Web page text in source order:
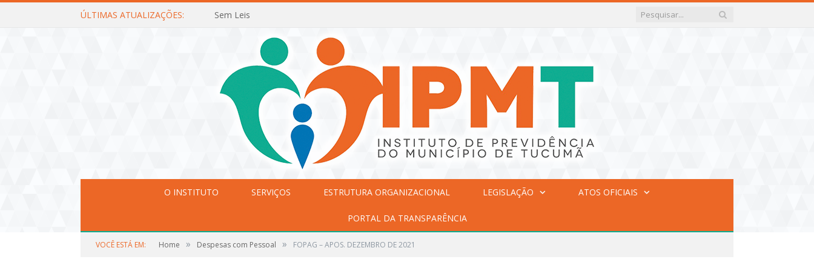
ÚLTIMAS ATUALIZAÇÕES: Sem Leis
O INSTITUTO SERVIÇOS ESTRUTURA ORGANIZACIONAL LEGISLAÇÃO ATOS OFICIAIS
PORTAL DA TRANSPARÊNCIA
VOCÊ ESTÁ EM: Home » Despesas com Pessoal » FOPAG – APOS. DEZEMBRO DE 2021